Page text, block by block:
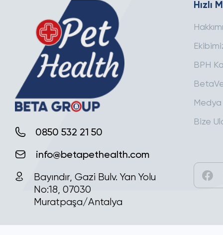
0850 532 21 50
info@betapethealth.com
Bayındır, Gazi Bulv. Yan Yolu
No:18, 07030
Muratpaşa/Antalya
Hızlı
BPH
Medya
Bize